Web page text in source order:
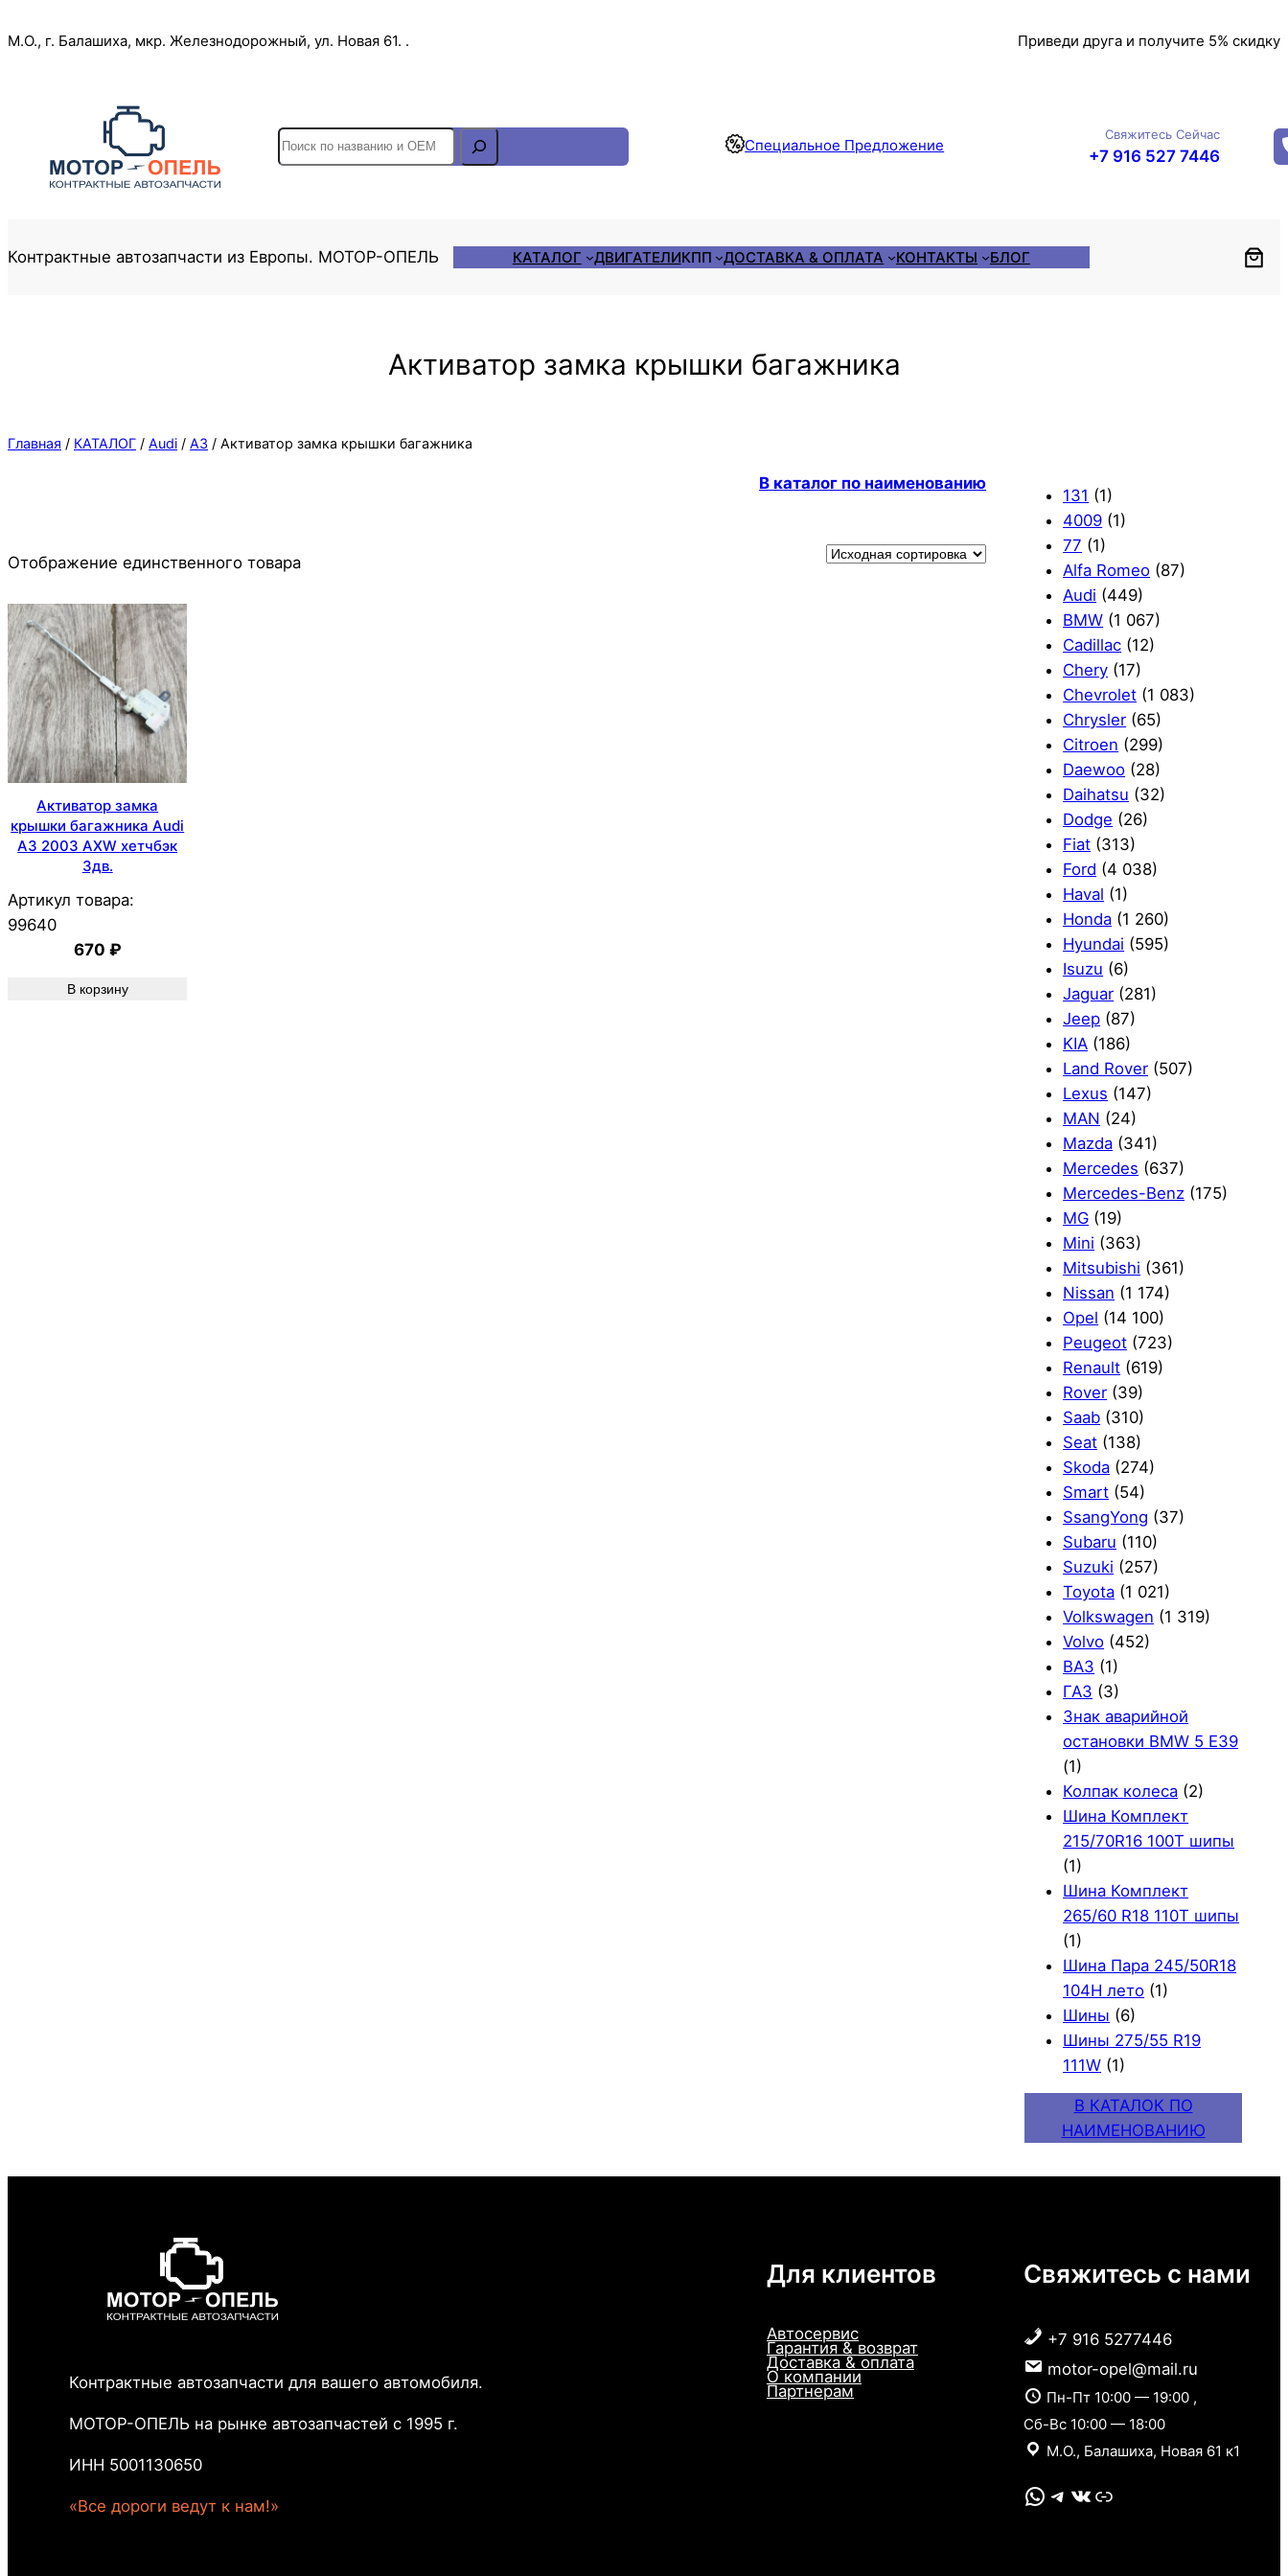
к
М.О., г. Балашиха, мкр. Железнодорожный, ул. Новая 61. . Приведи друга и получите 5% скидку
S
e
h
Специальное Предложение
Свяжитесь Сейчас
+7 916 527 7446
Контрактные автозапчасти из Европы. МОТОР-ОПЕЛЬ КАТАЛОГ ДВИГАТЕЛИКПП ДОСТАВКА & ОПЛАТА КОНТАКТЫ БЛОГ
Активатор замка крышки багажника
Главная / КАТАЛОГ / Audi / A3 / Активатор замка крышки багажника
В каталог по наименованию
Отображение единственного товара
Активатор замка
крышки багажника Audi
A3 2003 AXW хетчбэк
3дв.
Артикул товара:
99640
670 ₽
В корзину
131 (1)
4009 (1)
77 (1)
Alfa Romeo (87)
Audi (449)
BMW (1 067)
Cadillac (12)
Chery (17)
Chevrolet (1 083)
Chrysler (65)
Citroen (299)
Daewoo (28)
Daihatsu (32)
Dodge (26)
Fiat (313)
Ford (4 038)
Haval (1)
Honda (1 260)
Hyundai (595)
Isuzu (6)
Jaguar (281)
Jeep (87)
KIA (186)
Land Rover (507)
Lexus (147)
MAN (24)
Mazda (341)
Mercedes (637)
Mercedes-Benz (175)
MG (19)
Mini (363)
Mitsubishi (361)
Nissan (1 174)
Opel (14 100)
Peugeot (723)
Renault (619)
Rover (39)
Saab (310)
Seat (138)
Skoda (274)
Smart (54)
SsangYong (37)
Subaru (110)
Suzuki (257)
Toyota (1 021)
Volkswagen (1 319)
Volvo (452)
ВАЗ (1)
ГАЗ (3)
Знак аварийной
остановки BMW 5 E39
(1)
Колпак колеса (2)
Шина Комплект
215/70R16 100T шипы
(1)
Шина Комплект
265/60 R18 110T шипы
(1)
Шина Пара 245/50R18
104H лето (1)
Шины (6)
Шины 275/55 R19
111W (1)
В КАТАЛОК ПО
НАИМЕНОВАНИЮ
Контрактные автозапчасти для вашего автомобиля.
МОТОР-ОПЕЛЬ на рынке автозапчастей с 1995 г.
ИНН 5001130650
«Все дороги ведут к нам!»
Для клиентов
Автосервис
Гарантия & возврат
Доставка & оплата
О компании
Партнерам
Свяжитесь с нами
+7 916 5277446
motor-opel@mail.ru
Пн-Пт 10:00 — 19:00 ,
Сб-Вс 10:00 — 18:00
М.О., Балашиха, Новая 61 к1
WhatsApp Telegram VK Link